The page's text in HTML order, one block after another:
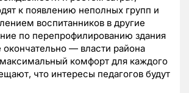
к появлению неполных групп и
воспитанников в другие
по перепрофилированию здания
окончательно — власти района
комфорт для каждого
что интересы педагогов будут